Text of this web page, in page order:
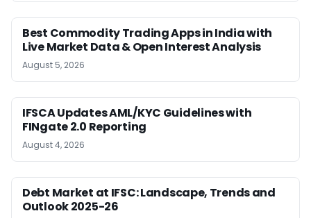
Best Commodity Trading Apps in India with
Live Market Data & Open Interest Analysis
August 5, 2026
IFSCA Updates AML/KYC Guidelines with
FINgate 2.0 Reporting
August 4, 2026
Debt Market at IFSC: Landscape, Trends and
Outlook 2025-26